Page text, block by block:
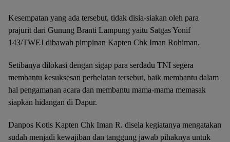
Kesempatan yang ada tersebut, tidak disia-siakan oleh para
prajurit dari Gunung Branti Lampung yaitu Satgas Yonif
143/TWEJ dibawah pimpinan Kapten Chk Iman Rohiman.
Setibanya dilokasi dengan sigap para serdadu TNI segera
membantu kesuksesan perhelatan tersebut, baik membantu dalam
hal pengamanan acara dan membantu mama-mama memasak
siapkan hidangan di Dapur.
Danpos Kotis Kapten Chk Iman R. disela kegiatanya mengatakan
sudah menjadi kewajiban dan tanggung jawab pihaknya untuk